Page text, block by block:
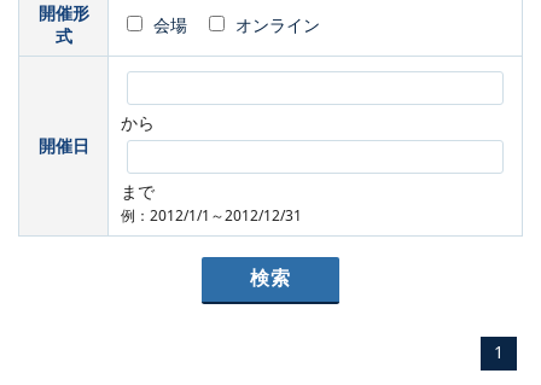
開催形
式
会場 オンライン
開催日
から
まで
例：2012/1/1～2012/12/31
1